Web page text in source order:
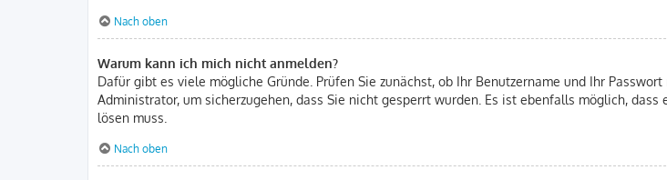
Nach oben
Warum kann ich mich nicht anmelden?
Dafür gibt es viele mögliche Gründe. Prüfen Sie zunächst, ob Ihr Benutzername und Ihr
Administrator, um sicherzugehen, dass Sie nicht gesperrt wurden. Es ist ebenfalls möglich,
lösen muss.
Nach oben